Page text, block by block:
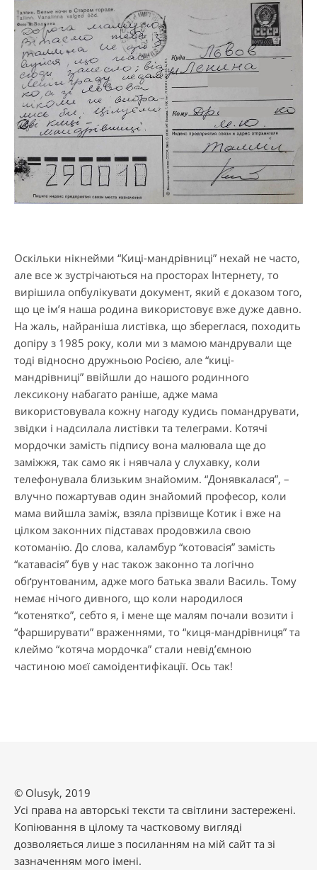
Оскільки нікнейми “Киці-мандрівниці” нехай не часто,
але все ж зустрічаються на просторах Інтернету, то
вирішила опбулікувати документ, який є доказом того,
що це ім’я наша родина використовує вже дуже давно.
На жаль, найраніша листівка, що збереглася, походить
допіру з 1985 року, коли ми з мамою мандрували ще
тоді відносно дружньою Росією, але “киці-
мандрівниці” ввійшли до нашого родинного
лексикону набагато раніше, адже мама
використовувала кожну нагоду кудись помандрувати,
звідки і надсилала листівки та телеграми. Котячі
мордочки замість підпису вона малювала ще до
заміжжя, так само як і нявчала у слухавку, коли
телефонувала близьким знайомим. “Донявкалася”, –
влучно пожартував один знайомий професор, коли
мама вийшла заміж, взяла прізвище Котик і вже на
цілком законних підставах продовжила свою
котоманію. До слова, каламбур “котовасія” замість
“катавасія” був у нас також законно та логічно
обґрунтованим, адже мого батька звали Василь. Тому
немає нічого дивного, що коли народилося
“котенятко”, себто я, і мене ще малям почали возити і
“фарширувати” враженнями, то “киця-мандрівниця” та
клеймо “котяча мордочка” стали невід’ємною
частиною моєї самоідентифікації. Ось так!
© Olusyk, 2019
Усі права на авторські тексти та світлини застережені.
Копіювання в цілому та частковому вигляді
дозволяється лише з посиланням на мій сайт та зі
зазначенням мого імені.